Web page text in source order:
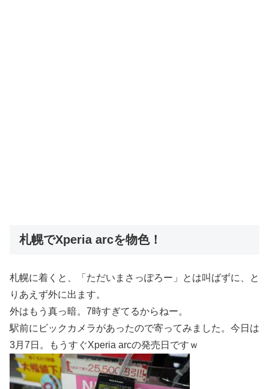
札幌でXperia arcを物色！
札幌に着くと、「ただいまさっぽろー」とは叫ばずに、と
りあえず外に出ます。
外はもう真っ暗。7時すぎてるからねー。
駅前にビックカメラがあったので寄ってみました。今日は
3月7日。もうすぐXperia arcの発売日ですｗ